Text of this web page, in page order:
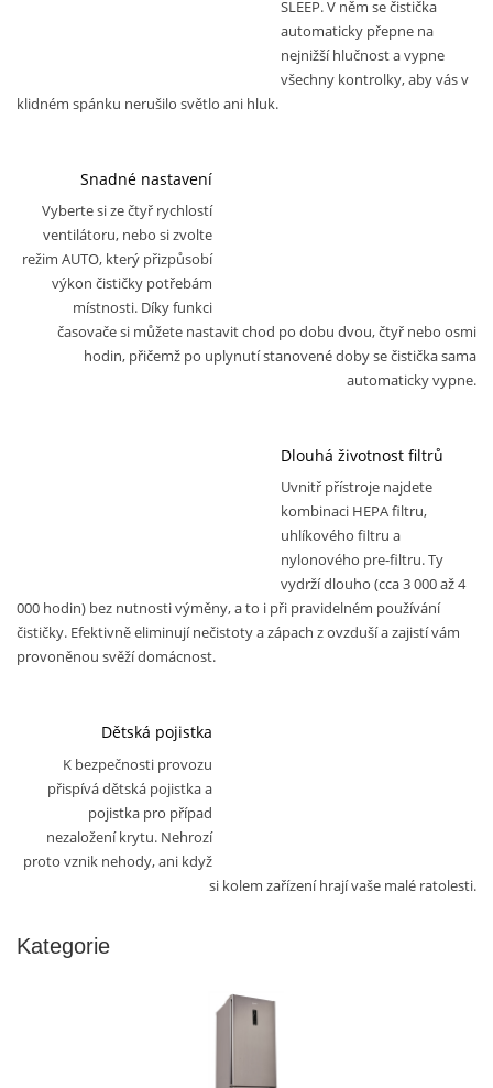
SLEEP. V něm se čistička
automaticky přepne na
nejnižší hlučnost a vypne
všechny kontrolky, aby vás v
klidném spánku nerušilo světlo ani hluk.
Snadné nastavení
Vyberte si ze čtyř rychlostí
ventilátoru, nebo si zvolte
režim AUTO, který přizpůsobí
výkon čističky potřebám
místnosti. Díky funkci
časovače si můžete nastavit chod po dobu dvou, čtyř nebo osmi
hodin, přičemž po uplynutí stanovené doby se čistička sama
automaticky vypne.
Dlouhá životnost filtrů
Uvnitř přístroje najdete
kombinaci HEPA filtru,
uhlíkového filtru a
nylonového pre-filtru. Ty
vydrží dlouho (cca 3 000 až 4
000 hodin) bez nutnosti výměny, a to i při pravidelném používání
čističky. Efektivně eliminují nečistoty a zápach z ovzduší a zajistí vám
provoněnou svěží domácnost.
Dětská pojistka
K bezpečnosti provozu
přispívá dětská pojistka a
pojistka pro případ
nezaložení krytu. Nehrozí
proto vznik nehody, ani když
si kolem zařízení hrají vaše malé ratolesti.
Kategorie